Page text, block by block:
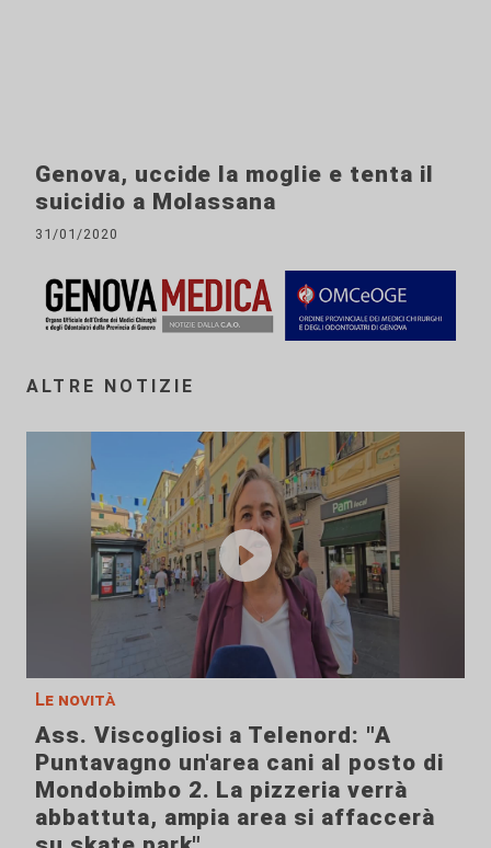
Genova, uccide la moglie e tenta il
suicidio a Molassana
31/01/2020
ALTRE NOTIZIE
Le novità
Ass. Viscogliosi a Telenord: "A
Puntavagno un'area cani al posto di
Mondobimbo 2. La pizzeria verrà
abbattuta, ampia area si affaccerà